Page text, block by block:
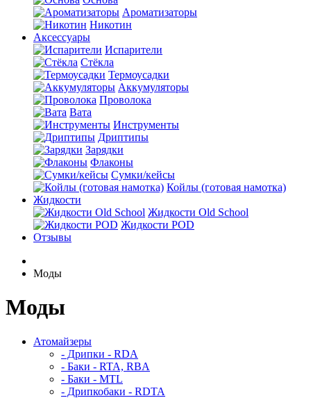
Ароматизаторы
Никотин
Аксессуары
Испарители
Стёкла
Термоусадки
Аккумуляторы
Проволока
Вата
Инструменты
Дриптипы
Зарядки
Флаконы
Сумки/кейсы
Койлы (готовая намотка)
Жидкости
Жидкости Old School
Жидкости POD
Отзывы
Моды
Моды
Атомайзеры
- Дрипки - RDA
- Баки - RTA, RBA
- Баки - MTL
- Дрипкобаки - RDTA